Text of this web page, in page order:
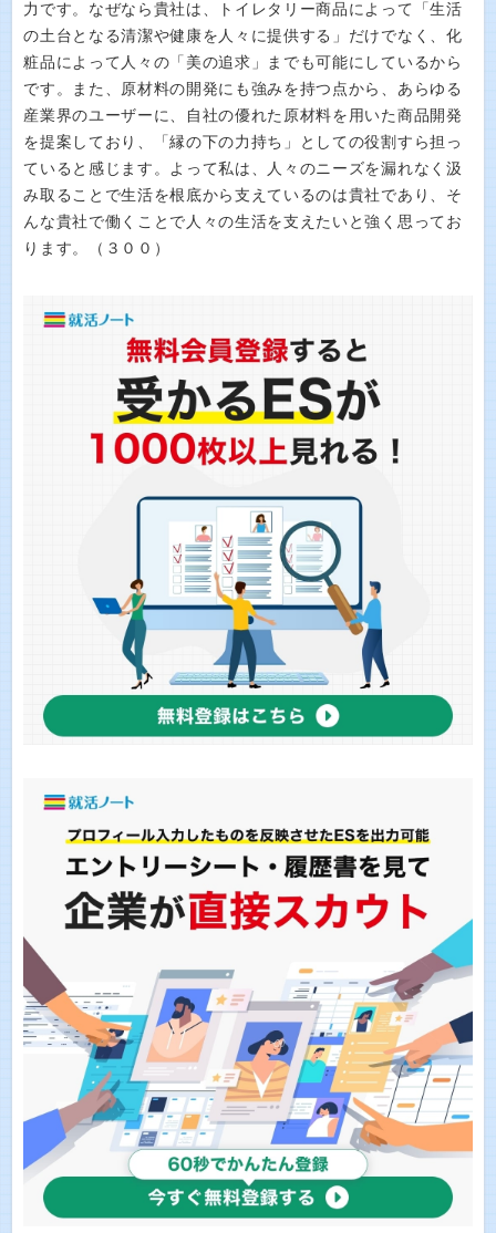
力です。なぜなら貴社は、トイレタリー商品によって「生活
の土台となる清潔や健康を人々に提供する」だけでなく、化
粧品によって人々の「美の追求」までも可能にしているから
です。また、原材料の開発にも強みを持つ点から、あらゆる
産業界のユーザーに、自社の優れた原材料を用いた商品開発
を提案しており、「縁の下の力持ち」としての役割すら担っ
ていると感じます。よって私は、人々のニーズを漏れなく汲
み取ることで生活を根底から支えているのは貴社であり、そ
んな貴社で働くことで人々の生活を支えたいと強く思ってお
ります。（３００）